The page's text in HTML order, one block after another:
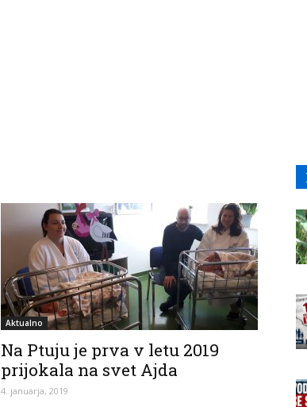
Aktualno
Na Ptuju je prva v letu 2019
prijokala na svet Ajda
4. januarja, 2019